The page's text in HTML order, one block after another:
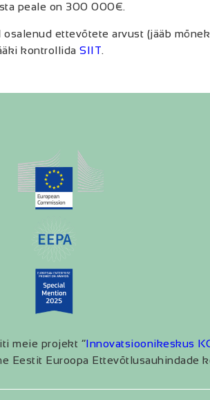
peale on 300 000€.
ettevõtete arvust (jääb
kontrollida SIIT.
meie projekt “Innovatsioonikeskus
Eestit Euroopa Ettevõtlusauhindade